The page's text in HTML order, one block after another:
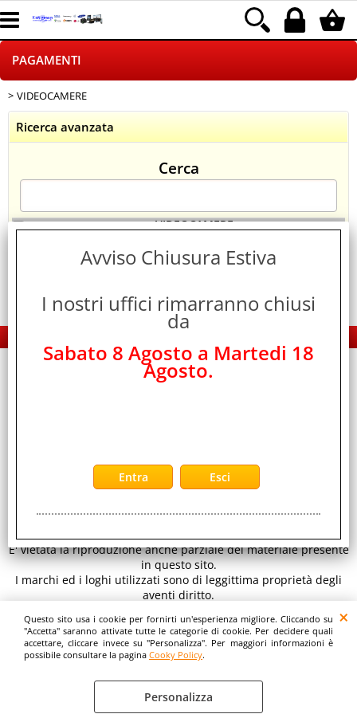
Questo sito usa i cookie per fornirti un'esperienza migliore. Cliccando su
"Accetta" saranno attivate tutte le categorie di cookie. Per decidere quali
accettare, cliccare invece su "Personalizza". Per maggiori informazioni è
possibile consultare la pagina Cooky Policy.
Personalizza
HOME PAGE
CHI SIAMO
LOGISTICA
NEGOZI ON LINE
DROPSHIPPING
SINCRONIZZATI CON NOI
SPEDIZIONI
PAGAMENTI
VIDEOCAMERE
Ricerca avanzata
Cerca
Categoria: PAGAMENTI> VIDEOCAMERE
Distributore Ingrosso Telefonia Cellulare ed Elettronica
di Consumo
www.eds-group.it www.edsgroup.it
E' vietata la riproduzione anche parziale del materiale presente
in questo sito.
I marchi ed i loghi utilizzati sono di leggittima proprietà degli
aventi diritto.
scopo illustrativo fanno fede i dettagli sul sito del costruttore.
Cooky Policy Preferenze cookie
Avviso Chiusura Estiva
I nostri uffici rimarranno chiusi
da
Sabato 8 Agosto a Martedi 18
Agosto.